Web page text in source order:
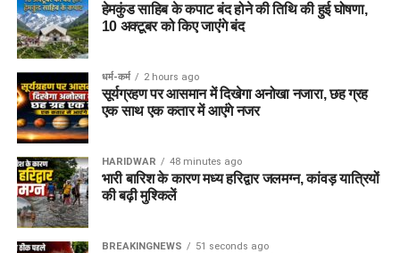
हेमकुंड साहिब के कपाट बंद होने की तिथि की हुई घोषणा,
10 अक्टूबर को किए जाएंंगे बंद
धर्म-कर्म 2 hours ago
सूर्यग्रहण पर आसमान में दिखेगा अनोखा नजारा, छह ग्रह
एक साथ एक कतार में आएंगे नजर
HARIDWAR 48 minutes ago
भारी बारिश के कारण मध्य हरिद्वार जलमग्न, कांवड़ यात्रियों
की बढ़ी मुश्किलें
BREAKINGNEWS 51 seconds ago